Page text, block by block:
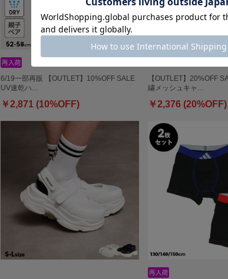
6/19一部再販 【OUTLET】10%OFF SALE
UV速乾ハ…
￥2,871 (10%OFF)
【OUTLET】20%OFF
繍メッシュキャ…
￥2,376 (20%OFF)